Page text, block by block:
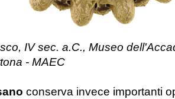
IV sec. a.C., Museo
- MAEC
conserva invece importanti